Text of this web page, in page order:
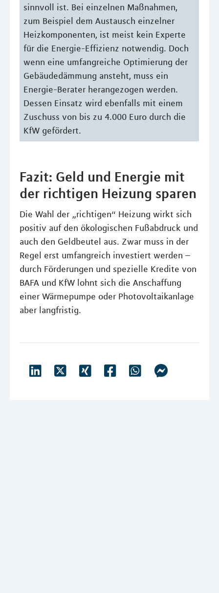
sinnvoll ist. Bei einzelnen Maßnahmen,
zum Beispiel dem Austausch einzelner
Heizkomponenten, ist meist kein Experte
für die Energie-Effizienz notwendig. Doch
wenn eine umfangreiche Optimierung der
Gebäudedämmung ansteht, muss ein
Energie-Berater herangezogen werden.
Dessen Einsatz wird ebenfalls mit einem
Zuschuss von bis zu 4.000 Euro durch die
KfW gefördert.
Fazit: Geld und Energie mit
der richtigen Heizung sparen
Die Wahl der „richtigen“ Heizung wirkt sich
positiv auf den ökologischen Fußabdruck und
auch den Geldbeutel aus. Zwar muss in der
Regel erst umfangreich investiert werden –
durch Förderungen und spezielle Kredite von
BAFA und KfW lohnt sich die Anschaffung
einer Wärmepumpe oder Photovoltaikanlage
aber langfristig.